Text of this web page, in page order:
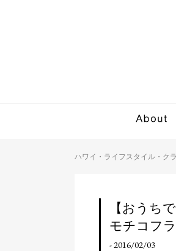
ハワイ・ライフスタイル・ク
【おうち
モチコフ
- 2016/02/03